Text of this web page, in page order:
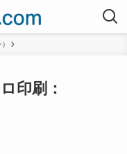
印刷：